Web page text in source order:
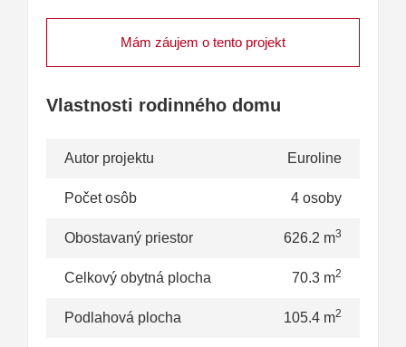
Mám záujem o tento projekt
Vlastnosti rodinného domu
Autor projektu Euroline
Počet osôb 4 osoby
Obostavaný priestor 626.2 m3
Celkový obytná plocha 70.3 m2
Podlahová plocha 105.4 m2